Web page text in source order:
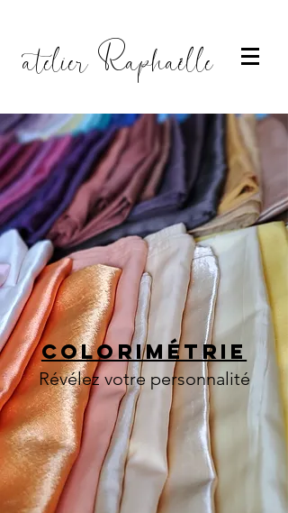
atelier Raphaëlle
COLORIMétrie
Révélez votre personnalité